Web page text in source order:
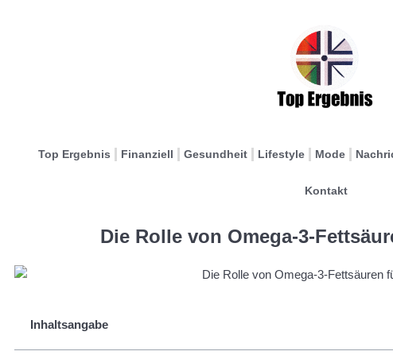
Top Ergebnis Finanziell Gesundheit Lifestyle Mode
Kontakt
Die Rolle von Omega-3-
Inhaltsangabe